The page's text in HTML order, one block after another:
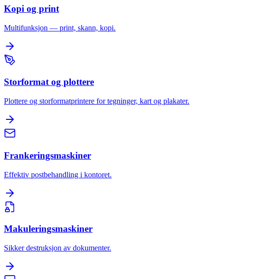
Kopi og print
Multifunksjon — print, skann, kopi.
Storformat og plottere
Plottere og storformatprintere for tegninger, kart og plakater.
Frankeringsmaskiner
Effektiv postbehandling i kontoret.
Makuleringsmaskiner
Sikker destruksjon av dokumenter.